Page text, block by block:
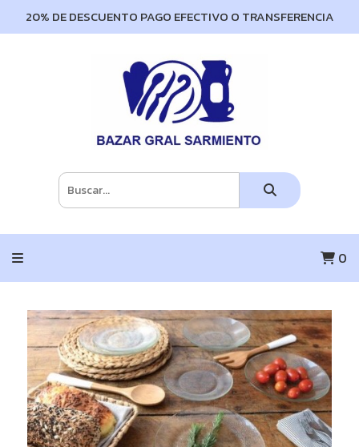
20% DE DESCUENTO PAGO EFECTIVO O TRANSFERENCIA
0